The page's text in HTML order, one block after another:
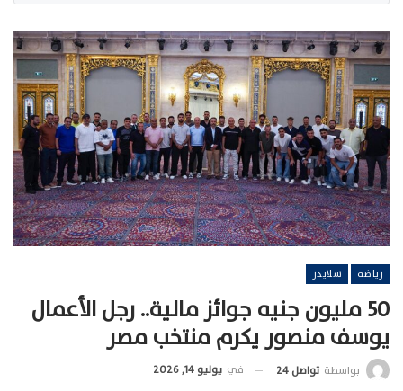
رياضة سلايدر
50 مليون جنيه جوائز مالية.. رجل الأعمال
يوسف منصور يكرم منتخب مصر
بواسطة تواصل 24 في يوليو 14, 2026